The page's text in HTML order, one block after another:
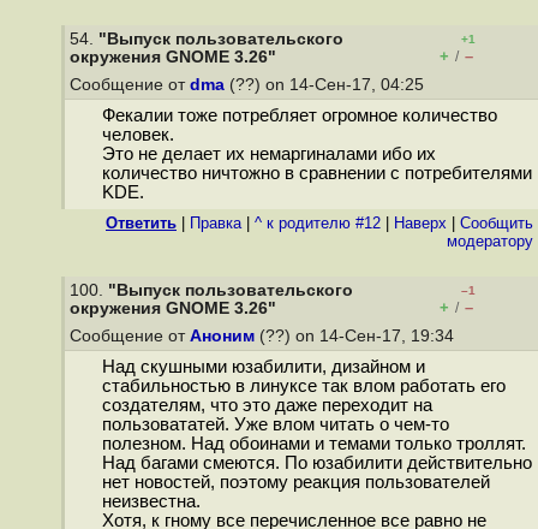
54. "Выпуск пользовательского
окружения GNOME 3.26"
+1
+ / –
Сообщение от dma (??) on 14-Сен-17, 04:25
Фекалии тоже потребляет огромное количество
человек.
Это не делает их немаргиналами ибо их
количество ничтожно в сравнении с потребителями
KDE.
Ответить Правка| ^ к родителю #12 Наверх
Cообщить
модератору
100. "Выпуск пользовательского
окружения GNOME 3.26"
–1
+ / –
Сообщение от Аноним (??) on 14-Сен-17, 19:34
Над скушными юзабилити, дизайном и
стабильностью в линуксе так влом работать его
создателям, что это даже переходит на
пользовататей. Уже влом читать о чем-то
полезном. Над обоинами и темами только троллят.
Над багами смеются. По юзабилити действительно
нет новостей, поэтому реакция пользователей
неизвестна.
Хотя, к гному все перечисленное все равно не